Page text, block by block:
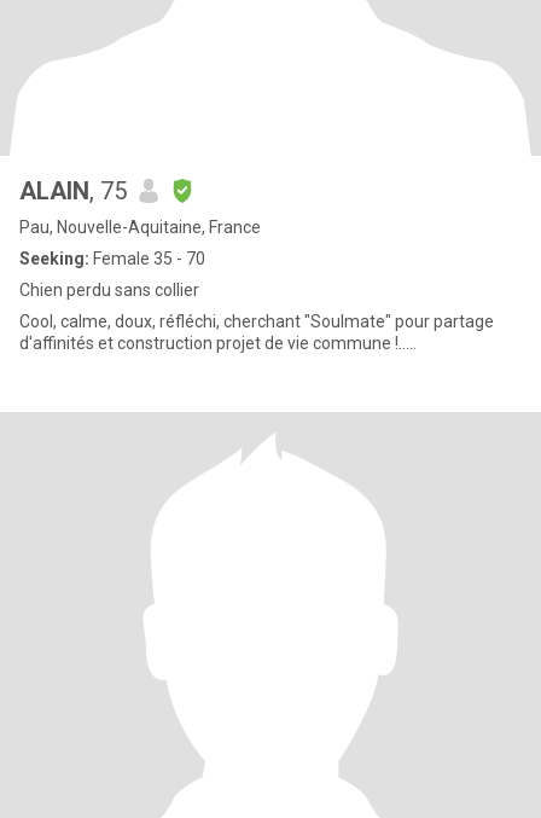
ALAIN, 75
Pau, Nouvelle-Aquitaine, France
Seeking: Female 35 - 70
Chien perdu sans collier
Cool, calme, doux, réfléchi, cherchant "Soulmate" pour partage
d'affinités et construction projet de vie commune !.....